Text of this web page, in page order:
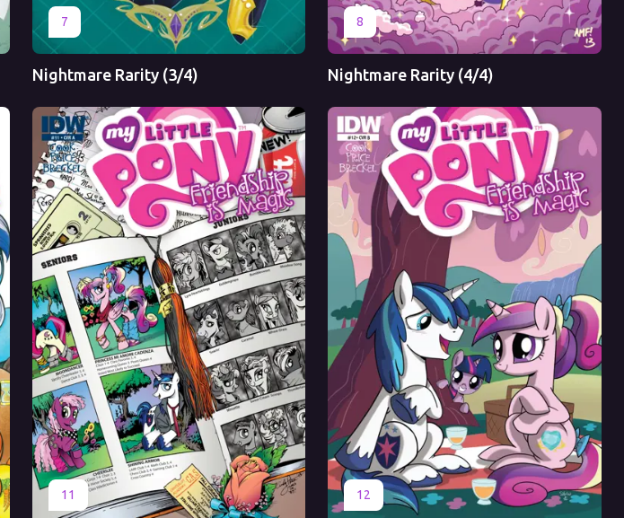
7Оригинал Перевод
Nightmare Rarity (3/4)
8Оригинал Перевод
Nightmare Rarity (4/4)
11
Оригинал Перевод 12
Оригинал Перевод